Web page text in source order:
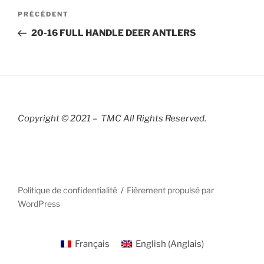
Navigation
l’article
Article
précédent
PRÉCÉDENT
20-16 FULL HANDLE DEER ANTLERS
Copyright © 2021 – TMC All Rights Reserved.
Politique de confidentialité
Fièrement propulsé par
WordPress
Français English (Anglais)